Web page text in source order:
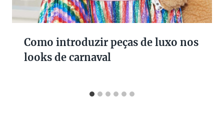
Como introduzir peças de luxo nos
looks de carnaval